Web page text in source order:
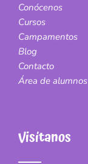
Conócenos
Cursos
Campamentos
Blog
Contacto
Área de alumnos
Visítanos